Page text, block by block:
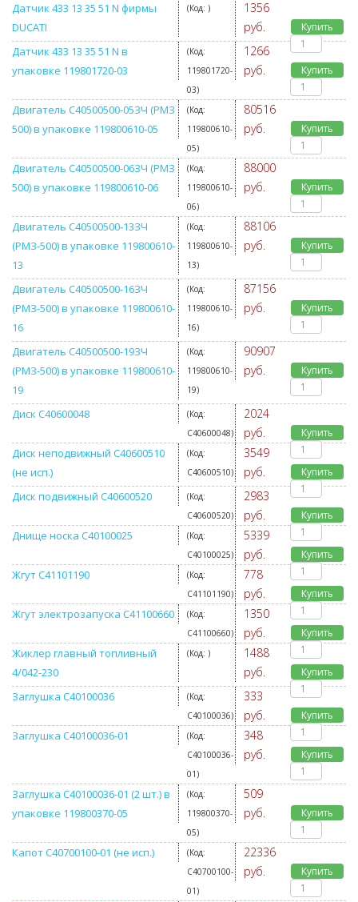
Датчик 433 13 35 51 N фирмы
DUCATI
(Код: )
1356
руб.
Купить
Датчик 433 13 35 51 N в
упаковке 119801720-03
(Код:
119801720-
03)
1266
руб.
Купить
Двигатель С40500500-05ЗЧ (РМЗ
500) в упаковке 119800610-05
(Код:
119800610-
05)
80516
руб.
Купить
Двигатель С40500500-06ЗЧ (РМЗ
500) в упаковке 119800610-06
(Код:
119800610-
06)
88000
руб.
Купить
Двигатель С40500500-13ЗЧ
(РМЗ-500) в упаковке 119800610-
13
(Код:
119800610-
13)
88106
руб.
Купить
Двигатель С40500500-16ЗЧ
(РМЗ-500) в упаковке 119800610-
16
(Код:
119800610-
16)
87156
руб.
Купить
Двигатель С40500500-19ЗЧ
(РМЗ-500) в упаковке 119800610-
19
(Код:
119800610-
19)
90907
руб.
Купить
Диск C40600048
(Код:
C40600048)
2024
руб.
Купить
Диск неподвижный C40600510
(не исп.)
(Код:
C40600510)
3549
руб.
Купить
Диск подвижный C40600520
(Код:
C40600520)
2983
руб.
Купить
Днище носка C40100025
(Код:
C40100025)
5339
руб.
Купить
Жгут C41101190
(Код:
C41101190)
778
руб.
Купить
Жгут электрозапуска C41100660
(Код:
C41100660)
1350
руб.
Купить
Жиклер главный топливный
4/042-230
(Код: )
1488
руб.
Купить
Заглушка C40100036
(Код:
C40100036)
333
руб.
Купить
Заглушка C40100036-01
(Код:
C40100036-
01)
348
руб.
Купить
Заглушка C40100036-01 (2 шт.) в
упаковке 119800370-05
(Код:
119800370-
05)
509
руб.
Купить
Капот C40700100-01 (не исп.)
(Код:
C40700100-
01)
22336
руб.
Купить